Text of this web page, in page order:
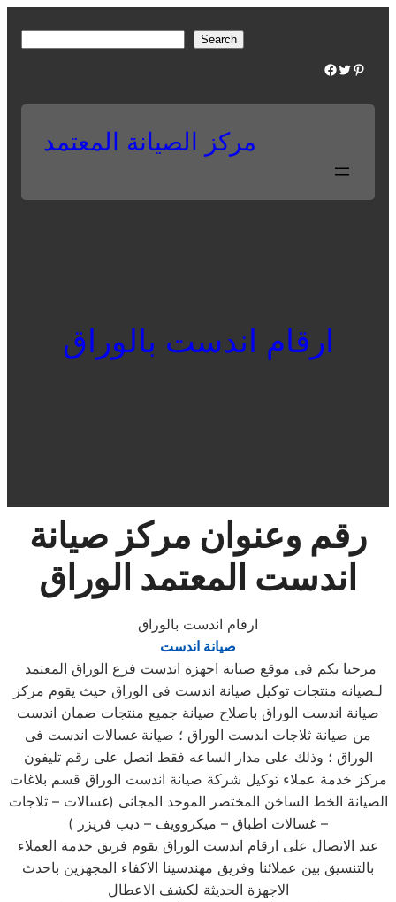
r
Search
Facebook Twitter Pinterest
مركز الصيانة المعتمد
ارقام اندست بالوراق
رقم وعنوان مركز صيانة
اندست المعتمد الوراق
ارقام اندست بالوراق
صيانة اندست
لـصيانه منتجات توكيل صيانة اندست فى الوراق حيث يقوم مركز
صيانة اندست الوراق باصلاح صيانة جميع منتجات ضمان اندست
من صيانة ثلاجات اندست الوراق ؛ صيانة غسالات اندست فى
الوراق ؛ وذلك على مدار الساعه فقط اتصل على رقم تليفون
مركز خدمة عملاء توكيل شركة صيانة اندست الوراق قسم بلاغات
الصيانة الخط الساخن المختصر الموحد المجانى (غسالات – ثلاجات
– غسالات اطباق – ميكروويف – ديب فريزر )
عند الاتصال على ارقام اندست الوراق يقوم فريق خدمة العملاء
بالتنسيق بين عملائنا وفريق مهندسينا الاكفاء المجهزين باحدث
الاجهزة الحديثة لكشف الاعطال